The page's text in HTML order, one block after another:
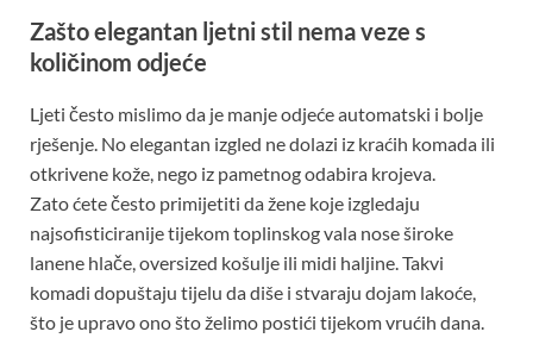
Zašto elegantan ljetni stil nema veze s
količinom odjeće
Ljeti često mislimo da je manje odjeće automatski i bolje
rješenje. No elegantan izgled ne dolazi iz kraćih komada ili
otkrivene kože, nego iz pametnog odabira krojeva.
Zato ćete često primijetiti da žene koje izgledaju
najsofisticiranije tijekom toplinskog vala nose široke
lanene hlače, oversized košulje ili midi haljine. Takvi
komadi dopuštaju tijelu da diše i stvaraju dojam lakoće,
što je upravo ono što želimo postići tijekom vrućih dana.